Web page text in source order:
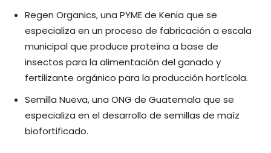
Regen Organics, una PYME de Kenia que se
especializa en un proceso de fabricación a escala
municipal que produce proteína a base de
insectos para la alimentación del ganado y
fertilizante orgánico para la producción hortícola.
Semilla Nueva, una ONG de Guatemala que se
especializa en el desarrollo de semillas de maíz
biofortificado.